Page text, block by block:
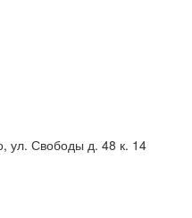
ул. Свободы д. 48 к. 14